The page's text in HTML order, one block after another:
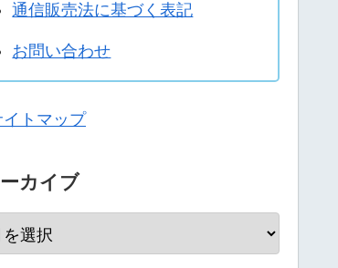
通信販売法に基づく表記
お問い合わせ
イトマップ
カイブ